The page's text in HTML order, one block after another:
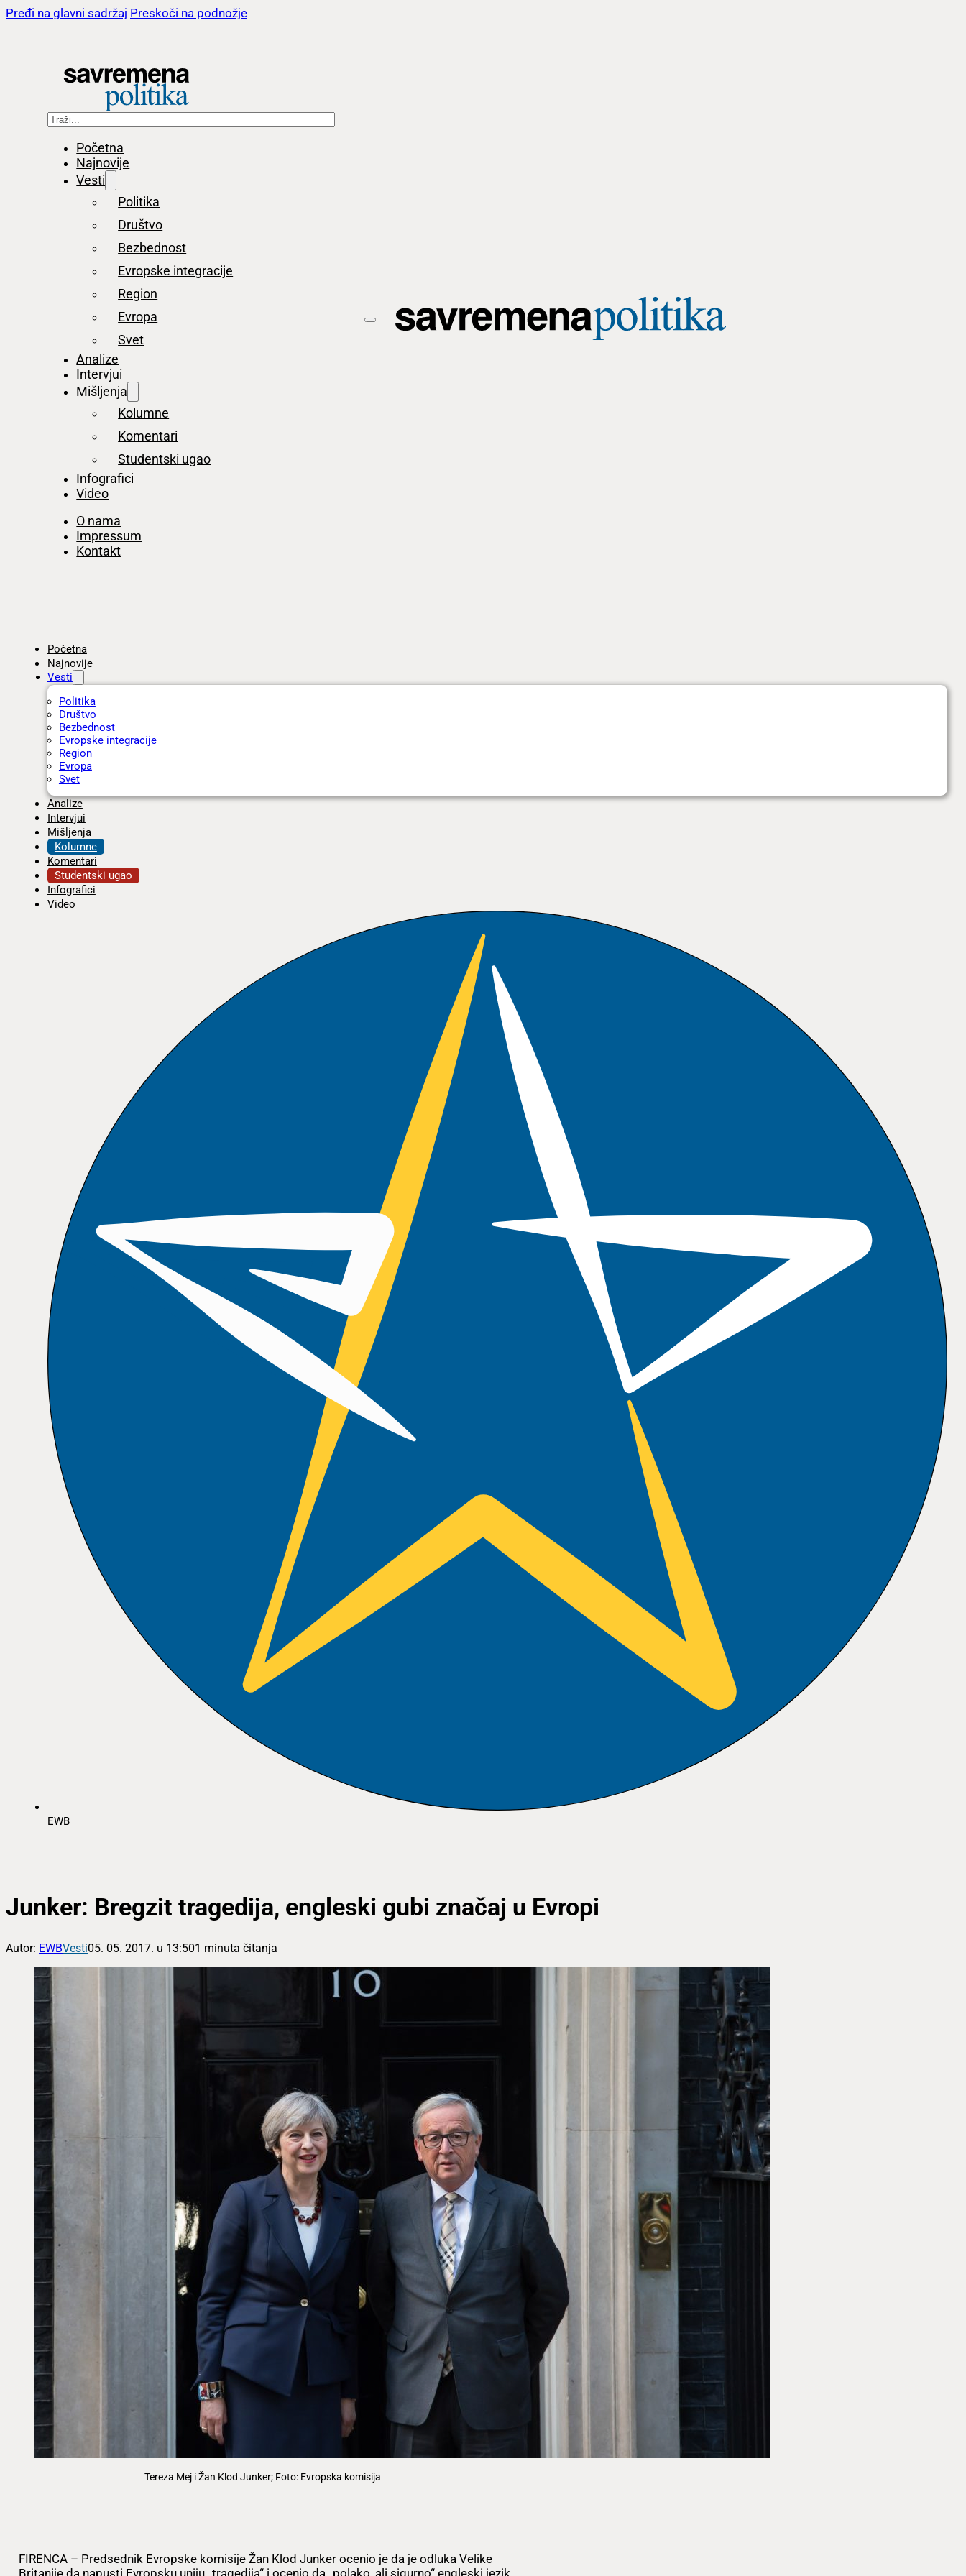
Pređi na glavni sadržaj Preskoči na podnožje
Pretraga
Početna
Najnovije
Vesti
Politika
Društvo
Bezbednost
Evropske integracije
Region
Evropa
Svet
Analize
Intervjui
Mišljenja
Kolumne
Komentari
Studentski ugao
Infografici
Video
O nama
Impressum
Kontakt
Početna
Najnovije
Vesti
Politika
Društvo
Bezbednost
Evropske integracije
Region
Evropa
Svet
Analize
Intervjui
Mišljenja
Kolumne
Komentari
Studentski ugao
Infografici
Video
EWB
Junker: Bregzit tragedija, engleski gubi značaj u Evropi
Autor: EWBVesti05. 05. 2017. u 13:501 minuta čitanja
Tereza Mej i Žan Klod Junker; Foto: Evropska komisija
FIRENCA – Predsednik Evropske komisije Žan Klod Junker ocenio je da je odluka Velike
Britanije da napusti Evropsku uniju „tragedija“ i ocenio da „polako, ali sigurno“ engleski jezik